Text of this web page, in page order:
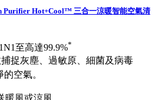
Purifier Hot+Cool™ 三合一涼暖智能空氣清
至高達99.9%*
捉灰塵、過敏原、細菌及病毒
的空氣。